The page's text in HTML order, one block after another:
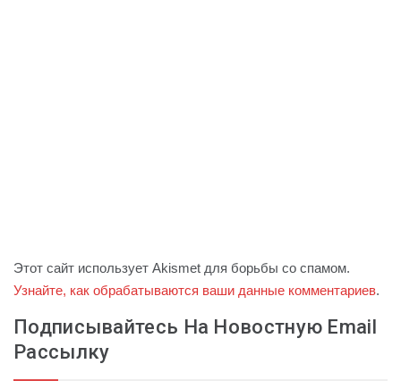
Этот сайт использует Akismet для борьбы со спамом.
Узнайте, как обрабатываются ваши данные комментариев.
Подписывайтесь На Новостную Email
Рассылку